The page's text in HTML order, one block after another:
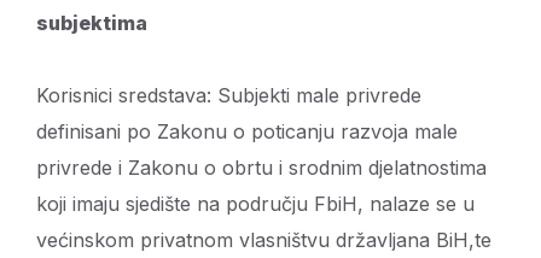
subjektima
Korisnici sredstava: Subjekti male privrede
definisani po Zakonu o poticanju razvoja male
privrede i Zakonu o obrtu i srodnim djelatnostima
koji imaju sjedište na području FbiH, nalaze se u
većinskom privatnom vlasništvu državljana BiH,te